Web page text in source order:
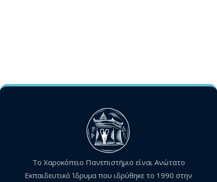
Το Χαροκόπειο Πανεπιστήμιο είναι Ανώτατο
Εκπαιδευτικό Ίδρυμα που ιδρύθηκε το 1990 στην